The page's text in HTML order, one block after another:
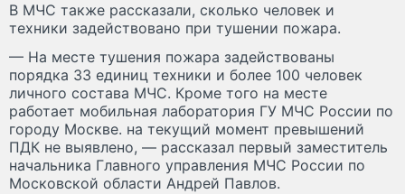
В МЧС также рассказали, сколько человек и
техники задействовано при тушении пожара.
— На месте тушения пожара задействованы
порядка 33 единиц техники и более 100 человек
личного состава МЧС. Кроме того на месте
работает мобильная лаборатория ГУ МЧС России по
городу Москве. на текущий момент превышений
ПДК не выявлено, — рассказал первый заместитель
начальника Главного управления МЧС России по
Московской области Андрей Павлов.